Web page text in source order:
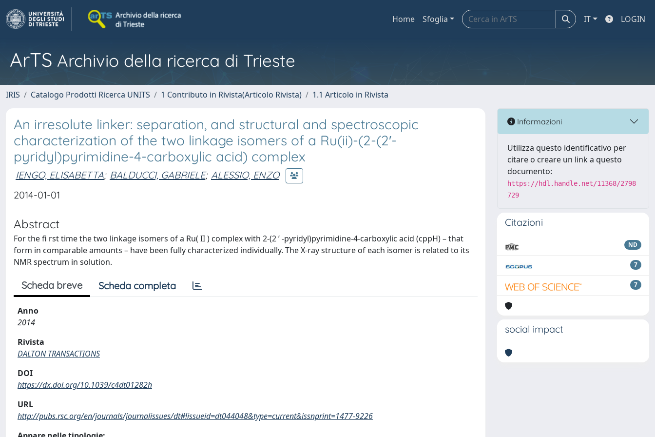
Home Sfoglia IT LOGIN
ArTS Archivio della ricerca di Trieste
IRIS Catalogo Prodotti Ricerca UNITS 1 Contributo in Rivista(Articolo Rivista) 1.1 Articolo in Rivista
An irresolute linker: separation, and structural and spectroscopic
characterization of the two linkage isomers of a Ru(ii)-(2-(2′-
pyridyl)pyrimidine-4-carboxylic acid) complex
IENGO, ELISABETTA; BALDUCCI, GABRIELE; ALESSIO, ENZO
2014-01-01
Abstract
For the ﬁ rst time the two linkage isomers of a Ru( II ) complex with 2-(2 ’ -pyridyl)pyrimidine-4-carboxylic acid (cppH) – that
form in comparable amounts – have been fully characterized individually. The X-ray structure of each isomer is related to its
NMR spectrum in solution.
Scheda breve Scheda completa
Anno
2014
Rivista
DALTON TRANSACTIONS
DOI
https://dx.doi.org/10.1039/c4dt01282h
URL
http://pubs.rsc.org/en/journals/journalissues/dt#!issueid=dt044048&type=current&issnprint=1477-9226
Informazioni
Utilizza questo identificativo per
citare o creare un link a questo
documento:
https://hdl.handle.net/11368/2798
729
Citazioni
ND
7
7
social impact